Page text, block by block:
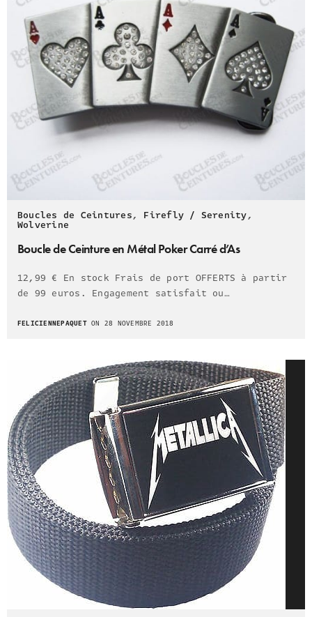
Boucles de Ceintures, Firefly / Serenity,
Wolverine
Boucle de Ceinture en Métal Poker Carré d’As
12,99 € En stock Frais de port OFFERTS à partir
de 99 euros. Engagement satisfait ou…
FELICIENNEPAQUETON 28 NOVEMBRE 2018